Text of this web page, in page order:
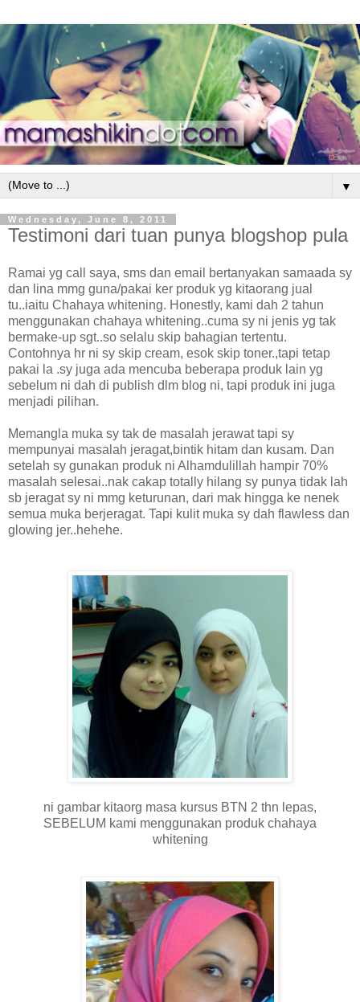
▼
Wednesday, June 8, 2011
Testimoni dari tuan punya blogshop pula
Ramai yg call saya, sms dan email bertanyakan samaada sy
dan lina mmg guna/pakai ker produk yg kitaorang jual
tu..iaitu Chahaya whitening. Honestly, kami dah 2 tahun
menggunakan chahaya whitening..cuma sy ni jenis yg tak
bermake-up sgt..so selalu skip bahagian tertentu.
Contohnya hr ni sy skip cream, esok skip toner.,tapi tetap
pakai la .sy juga ada mencuba beberapa produk lain yg
sebelum ni dah di publish dlm blog ni, tapi produk ini juga
menjadi pilihan.
Memangla muka sy tak de masalah jerawat tapi sy
mempunyai masalah jeragat,bintik hitam dan kusam. Dan
setelah sy gunakan produk ni Alhamdulillah hampir 70%
masalah selesai..nak cakap totally hilang sy punya tidak lah
sb jeragat sy ni mmg keturunan, dari mak hingga ke nenek
semua muka berjeragat. Tapi kulit muka sy dah flawless dan
glowing jer..hehehe.
ni gambar kitaorg masa kursus BTN 2 thn lepas,
SEBELUM kami menggunakan produk chahaya
whitening